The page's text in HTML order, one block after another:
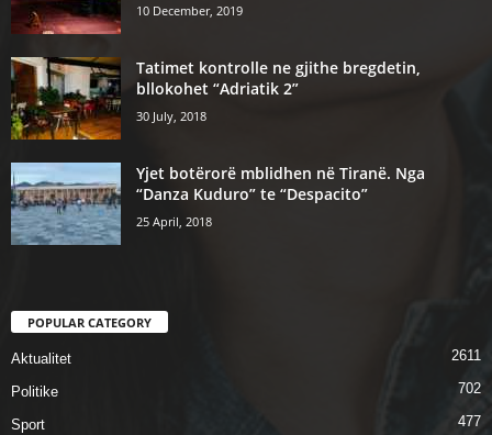
10 December, 2019
Tatimet kontrolle ne gjithe bregdetin,
bllokohet “Adriatik 2”
30 July, 2018
Yjet botërorë mblidhen në Tiranë. Nga
“Danza Kuduro” te “Despacito”
25 April, 2018
POPULAR CATEGORY
Aktualitet 2611
Politike 702
Sport 477